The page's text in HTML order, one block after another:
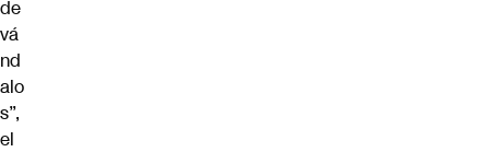
de
vá
nd
alo
s”,
el